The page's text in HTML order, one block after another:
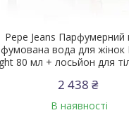
Pepe Jeans Парфумерний
вода для жінок
80 мл + лосьйон для
2 438 ₴
В наявності